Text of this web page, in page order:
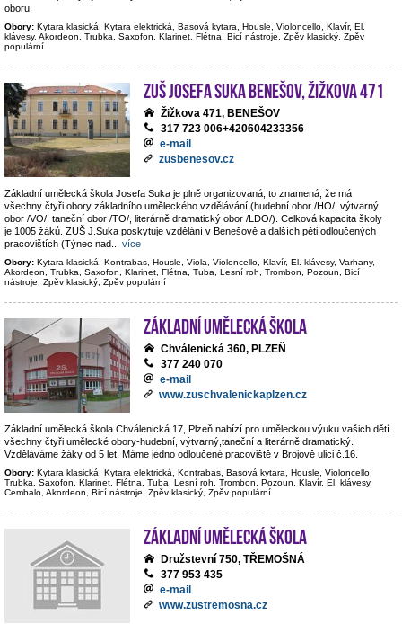
oboru.
Obory: Kytara klasická, Kytara elektrická, Basová kytara, Housle, Violoncello, Klavír, El.
klávesy, Akordeon, Trubka, Saxofon, Klarinet, Flétna, Bicí nástroje, Zpěv klasický, Zpěv
populární
ZUŠ Josefa Suka Benešov, Žižkova 471
Žižkova 471, BENEŠOV
317 723 006+420604233356
e-mail
zusbenesov.cz
Základní umělecká škola Josefa Suka je plně organizovaná, to znamená, že má
všechny čtyři obory základního uměleckého vzdělávání (hudební obor /HO/, výtvarný
obor /VO/, taneční obor /TO/, literárně dramatický obor /LDO/). Celková kapacita školy
je 1005 žáků. ZUŠ J.Suka poskytuje vzdělání v Benešově a dalších pěti odloučených
pracovištích (Týnec nad
více
Obory: Kytara klasická, Kontrabas, Housle, Viola, Violoncello, Klavír, El. klávesy, Varhany,
Akordeon, Trubka, Saxofon, Klarinet, Flétna, Tuba, Lesní roh, Trombon, Pozoun, Bicí
nástroje, Zpěv klasický, Zpěv populární
Základní umělecká škola
Chválenická 360, PLZEŇ
377 240 070
e-mail
www.zuschvalenickaplzen.cz
Základní umělecká škola Chválenická 17, Plzeň nabízí pro uměleckou výuku vašich dětí
všechny čtyři umělecké obory-hudební, výtvarný,taneční a literárně dramatický.
Vzděláváme žáky od 5 let. Máme jedno odloučené pracoviště v Brojově ulici č.16.
Obory: Kytara klasická, Kytara elektrická, Kontrabas, Basová kytara, Housle, Violoncello,
Trubka, Saxofon, Klarinet, Flétna, Tuba, Lesní roh, Trombon, Pozoun, Klavír, El. klávesy,
Cembalo, Akordeon, Bicí nástroje, Zpěv klasický, Zpěv populární
Základní umělecká škola
Družstevní 750, TŘEMOŠNÁ
377 953 435
e-mail
www.zustremosna.cz